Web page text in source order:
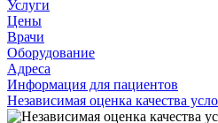
Услуги
Цены
Врачи
Оборудование
Адреса
Информация для пациентов
Независимая оценка качества